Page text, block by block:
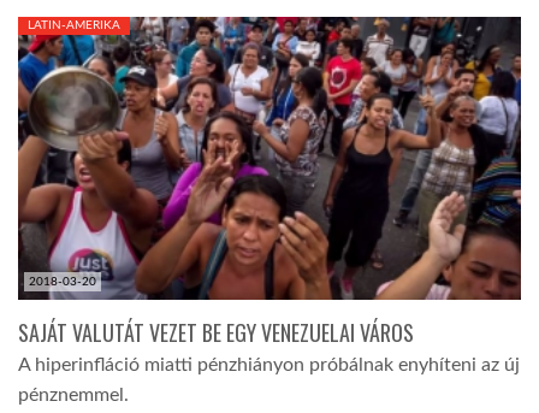
2018-03-20
LATIN-AMERIKA
SAJÁT VALUTÁT VEZET BE EGY VENEZUELAI VÁROS
A hiperinfláció miatti pénzhiányon próbálnak enyhíteni az új
pénznemmel.